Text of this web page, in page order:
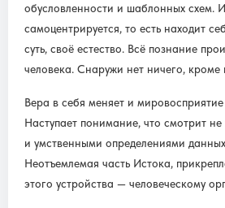
обусловленности и шаблонных схем.
самоцентрируется, то есть находит
суть, своё естество. Всё познание
человека. Снаружи нет ничего, кроме
Вера в себя меняет и мировосприятие
Наступает понимание, что смотрит
и умственными определениями
Неотъемлемая часть Истока,
этого устройства — человеческому